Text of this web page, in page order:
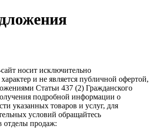
носит исключительно
и не является публичной офертой,
Статьи 437 (2) Гражданского
подробной информации о
указанных товаров и услуг, для
условий обращайтесь
отделы продаж: